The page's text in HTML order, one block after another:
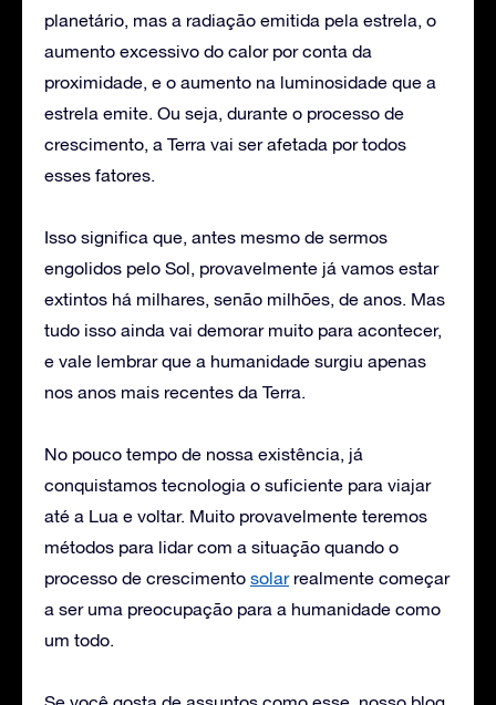
planetário, mas a radiação emitida pela estrela, o
aumento excessivo do calor por conta da
proximidade, e o aumento na luminosidade que a
estrela emite. Ou seja, durante o processo de
crescimento, a Terra vai ser afetada por todos
esses fatores.
Isso significa que, antes mesmo de sermos
engolidos pelo Sol, provavelmente já vamos estar
extintos há milhares, senão milhões, de anos. Mas
tudo isso ainda vai demorar muito para acontecer,
e vale lembrar que a humanidade surgiu apenas
nos anos mais recentes da Terra.
No pouco tempo de nossa existência, já
conquistamos tecnologia o suficiente para viajar
até a Lua e voltar. Muito provavelmente teremos
métodos para lidar com a situação quando o
processo de crescimento solarrealmente começar
a ser uma preocupação para a humanidade como
um todo.